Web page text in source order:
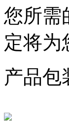
您所需
定将为
产品包